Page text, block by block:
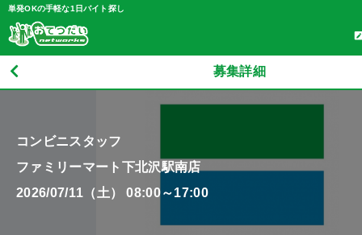
単発OKの手軽な1日バイト探し
募集詳細
コンビニスタッフ
ファミリーマート下北沢駅南店
2026/07/11（土） 08:00～17:00